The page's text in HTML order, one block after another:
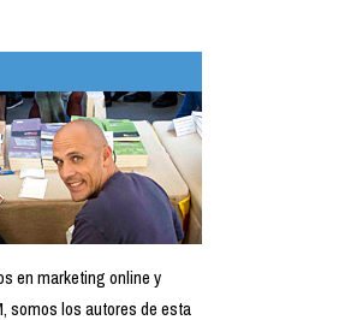
en marketing online y
somos los autores de esta